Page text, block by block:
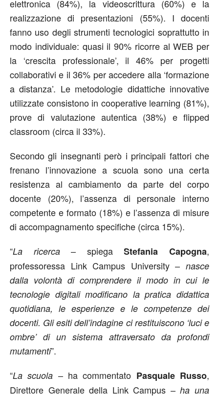
elettronica (84%), la videoscrittura (60%) e la
realizzazione di presentazioni (55%). I docenti
fanno uso degli strumenti tecnologici soprattutto in
modo individuale: quasi il 90% ricorre al WEB per
la ‘crescita professionale’, il 46% per progetti
collaborativi e il 36% per accedere alla ‘formazione
a distanza’. Le metodologie didattiche innovative
utilizzate consistono in cooperative learning (81%),
prove di valutazione autentica (38%) e flipped
classroom (circa il 33%).
Secondo gli insegnanti però i principali fattori che
frenano l’innovazione a scuola sono una certa
resistenza al cambiamento da parte del corpo
docente (20%), l’assenza di personale interno
competente e formato (18%) e l’assenza di misure
di accompagnamento specifiche (circa 15%).
“La ricerca– spiegaStefania Capogna,
professoressa Link Campus University – nasce
dalla volontà di comprendere il modo in cui le
tecnologie digitali modificano la pratica didattica
quotidiana, le esperienze e le competenze dei
docenti. Gli esiti dell’indagine ci restituiscono ‘luci e
ombre’ di un sistema attraversato da profondi
mutamenti”.
“La scuola – ha commentato Pasquale Russo,
Direttore Generale della Link Campus –ha una